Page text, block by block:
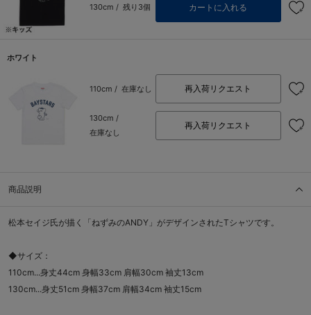
130cm / 残り3個 カートに入れる
ホワイト
110cm / 在庫なし 再入荷リクエスト
130cm /
在庫なし
再入荷リクエスト
商品説明
松本セイジ氏が描く「ねずみのANDY」がデザインされたTシャツです。
◆サイズ：
110cm...身丈44cm 身幅33cm 肩幅30cm 袖丈13cm
130cm...身丈51cm 身幅37cm 肩幅34cm 袖丈15cm